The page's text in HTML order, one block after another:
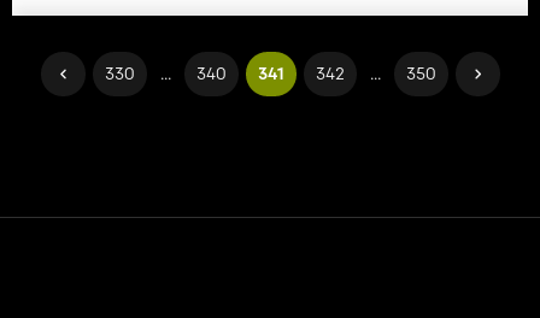
330 ... 340 341 342 ... 350